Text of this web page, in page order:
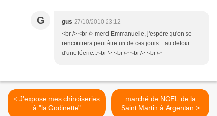
G gus 27/10/2010 23:12
<br /> <br /> merci Emmanuelle, j'espère qu'on se
rencontrera peut être un de ces jours... au detour
d'une féerie...<br /> <br /> <br /> <br />
< J'expose mes chinoiseries
à "la Godinette"
marché de NOEL de la
Saint Martin à Argentan >